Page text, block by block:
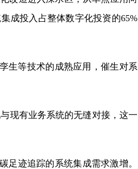
成投入占整体数字化投资的65%
生等技术的成熟应用，催生对系
现有业务系统的无缝对接，这一
足迹追踪的系统集成需求激增。